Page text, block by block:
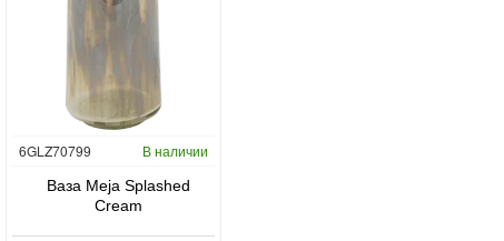
6GLZ70799 В наличии
Ваза Meja Splashed
Cream